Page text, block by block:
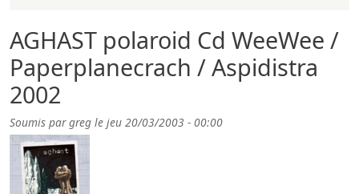
AGHAST polaroid Cd WeeWee /
Paperplanecrach / Aspidistra
2002
Soumis pargreg le jeu 20/03/2003 - 00:00